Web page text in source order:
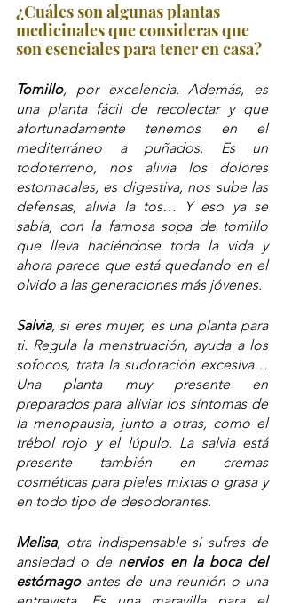
¿Cuáles son algunas plantas
medicinales que consideras que
son esenciales para tener en casa?
Tomillo, por excelencia. Además, es
una planta fácil de recolectar y que
afortunadamente tenemos en el
mediterráneo a puñados. Es un
todoterreno, nos alivia los dolores
estomacales, es digestiva, nos sube las
defensas, alivia la tos… Y eso ya se
sabía, con la famosa sopa de tomillo
que lleva haciéndose toda la vida y
ahora parece que está quedando en el
olvido a las generaciones más jóvenes.
Salvia, si eres mujer, es una planta para
ti. Regula la menstruación, ayuda a los
sofocos, trata la sudoración excesiva…
Una planta muy presente en
preparados para aliviar los síntomas de
la menopausia, junto a otras, como el
trébol rojo y el lúpulo. La salvia está
presente también en cremas
cosméticas para pieles mixtas o grasa y
en todo tipo de desodorantes.
Melisa, otra indispensable si sufres de
ansiedad o de nervios en la boca del
estómago antes de una reunión o una